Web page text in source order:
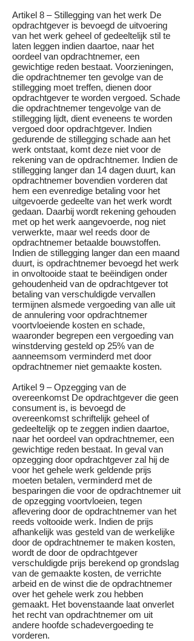
Artikel 8 – Stillegging van het werk De
opdrachtgever is bevoegd de uitvoering
van het werk geheel of gedeeltelijk stil te
laten leggen indien daartoe, naar het
oordeel van opdrachtnemer, een
gewichtige reden bestaat. Voorzieningen,
die opdrachtnemer ten gevolge van de
stillegging moet treffen, dienen door
opdrachtgever te worden vergoed. Schade
die opdrachtnemer tengevolge van de
stillegging lijdt, dient eveneens te worden
vergoed door opdrachtgever. Indien
gedurende de stillegging schade aan het
werk ontstaat, komt deze niet voor de
rekening van de opdrachtnemer. Indien de
stillegging langer dan 14 dagen duurt, kan
opdrachtnemer bovendien vorderen dat
hem een evenredige betaling voor het
uitgevoerde gedeelte van het werk wordt
gedaan. Daarbij wordt rekening gehouden
met op het werk aangevoerde, nog niet
verwerkte, maar wel reeds door de
opdrachtnemer betaalde bouwstoffen.
Indien de stillegging langer dan een maand
duurt, is opdrachtnemer bevoegd het werk
in onvoltooide staat te beëindigen onder
gehoudenheid van de opdrachtgever tot
betaling van verschuldigde vervallen
termijnen alsmede vergoeding van alle uit
de annulering voor opdrachtnemer
voortvloeiende kosten en schade,
waaronder begrepen een vergoeding van
winstderving gesteld op 25% van de
aanneemsom verminderd met door
opdrachtnemer niet gemaakte kosten.
Artikel 9 – Opzegging van de
overeenkomst De opdrachtgever die geen
consument is, is bevoegd de
overeenkomst schriftelijk geheel of
gedeeltelijk op te zeggen indien daartoe,
naar het oordeel van opdrachtnemer, een
gewichtige reden bestaat. In geval van
opzegging door opdrachtgever zal hij de
voor het gehele werk geldende prijs
moeten betalen, verminderd met de
besparingen die voor de opdrachtnemer uit
de opzegging voortvloeien, tegen
aflevering door de opdrachtnemer van het
reeds voltooide werk. Indien de prijs
afhankelijk was gesteld van de werkelijke
door de opdrachtnemer te maken kosten,
wordt de door de opdrachtgever
verschuldigde prijs berekend op grondslag
van de gemaakte kosten, de verrichte
arbeid en de winst die de opdrachtnemer
over het gehele werk zou hebben
gemaakt. Het bovenstaande laat onverlet
het recht van opdrachtnemer om uit
andere hoofde schadevergoeding te
vorderen.